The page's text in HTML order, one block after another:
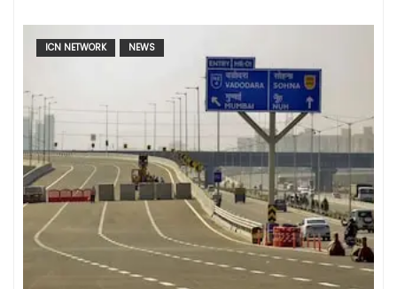
ICN NETWORK NEWS